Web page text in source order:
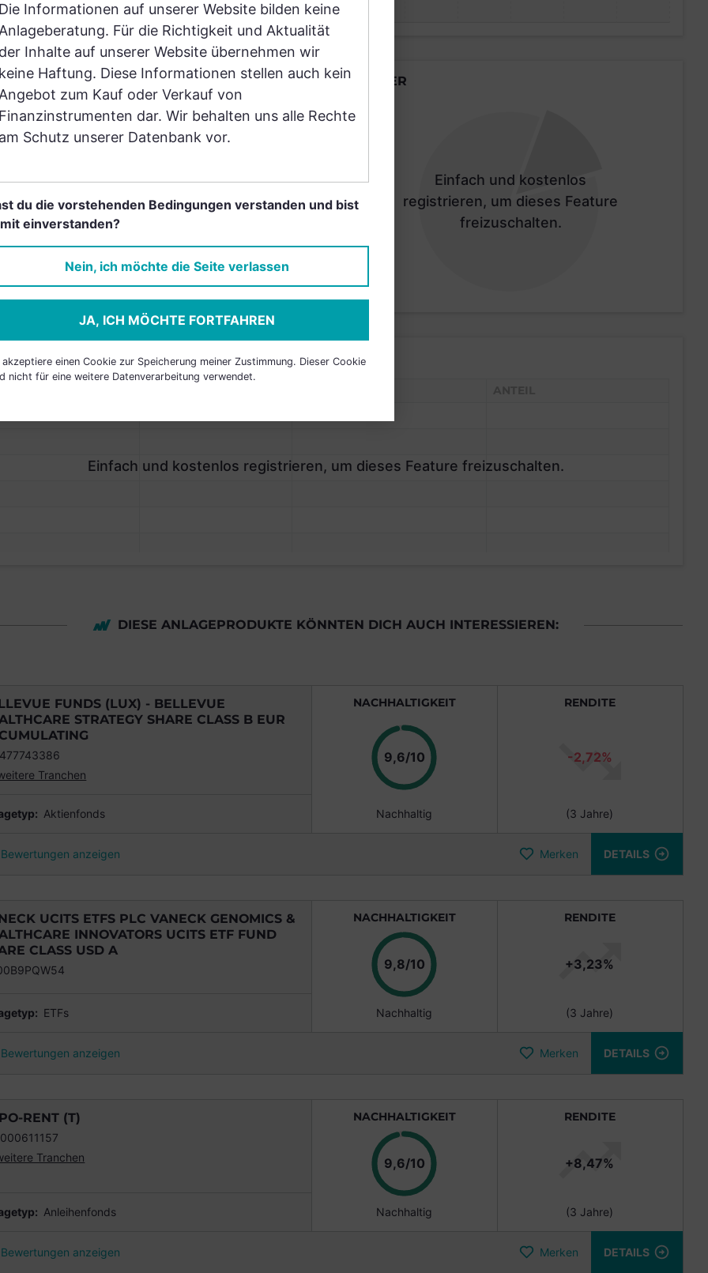
Einfach und kostenlos
registrieren, um dieses Feature
freizuschalten.
LÄNDER
Einfach und kostenlos
registrieren, um dieses Feature
freizuschalten.
HOLDINGS
Einfach und kostenlos registrieren, um dieses Feature freizuschalten.
DIESE ANLAGEPRODUKTE KÖNNTEN DICH AUCH INTERESSIEREN:
FUNDS (LUX) - BELLEVUE
STRATEGY SHARE CLASS B EUR
Tranchen
Aktienfonds
NACHHALTIGKEIT
9,6/10Punkte
Nachhaltig
RENDITE
-2,72%
(3 Jahre)
Bewertungen anzeigen Merken DETAILS
UCITS ETFS PLC VANECK GENOMICS &
INNOVATORS UCITS ETF FUND
CLASS USD A
ETFs
NACHHALTIGKEIT
9,8/10Punkte
Nachhaltig
RENDITE
+3,23%
(3 Jahre)
Bewertungen anzeigen Merken DETAILS
RENT (T)
Tranchen
Anleihenfonds
NACHHALTIGKEIT
9,6/10Punkte
Nachhaltig
RENDITE
+8,47%
(3 Jahre)
Bewertungen anzeigen Merken DETAILS
Die Informationen auf unserer Website bilden keine
Anlageberatung. Für die Richtigkeit und Aktualität
der Inhalte auf unserer Website übernehmen wir
keine Haftung. Diese Informationen stellen auch kein
Angebot zum Kauf oder Verkauf von
Finanzinstrumenten dar. Wir behalten uns alle Rechte
am Schutz unserer Datenbank vor.
du die vorstehenden Bedingungen verstanden und bist
einverstanden?
Nein, ich möchte die Seite verlassen
JA, ICH MÖCHTE FORTFAHREN
akzeptiere einen Cookie zur Speicherung meiner Zustimmung. Dieser Cookie
nicht für eine weitere Datenverarbeitung verwendet.